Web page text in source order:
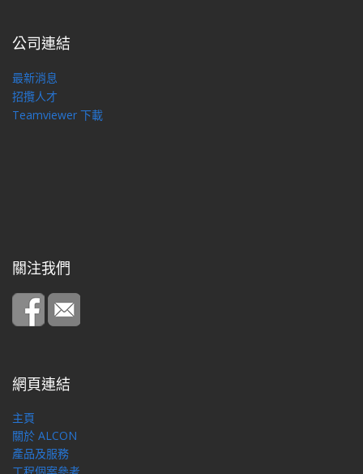
公司連結
最新消息
招攬人才
Teamviewer 下載
關注我們
網頁連結
主頁
關於 ALCON
產品及服務